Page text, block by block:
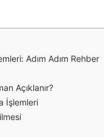
Adım Adım Rehber
Açıklanır?
İşlemleri